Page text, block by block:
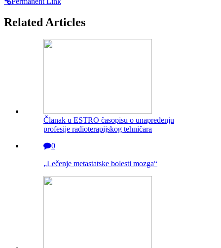
Related Articles
Članak u ESTRO časopisu o unapređenju
profesije radioterapijskog tehničara
0
„Lečenje metastatske bolesti mozga“